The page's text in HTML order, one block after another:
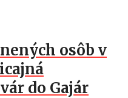
osôb v
do Gajár